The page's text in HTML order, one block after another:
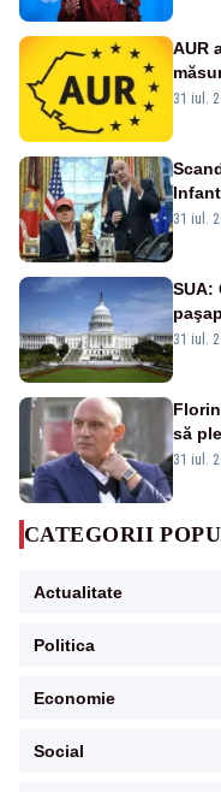
AUR
31 iul.
31 iul.
SUA:
31 iul.
să
31 iul.
CATEGORII
Actualitate
Politica
Economie
Social